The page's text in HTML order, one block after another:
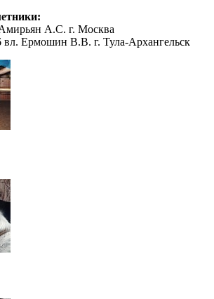
А.С. г. Москва
вл. Ермошин В.В. г. Тула-Архангельск